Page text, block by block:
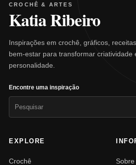
CROCHÊ & ARTES
Katia Ribeiro
Inspirações em crochê, gráficos,
bem-estar para transformar criatividade
personalidade.
Encontre uma inspiração
EXPLORE
Crochê